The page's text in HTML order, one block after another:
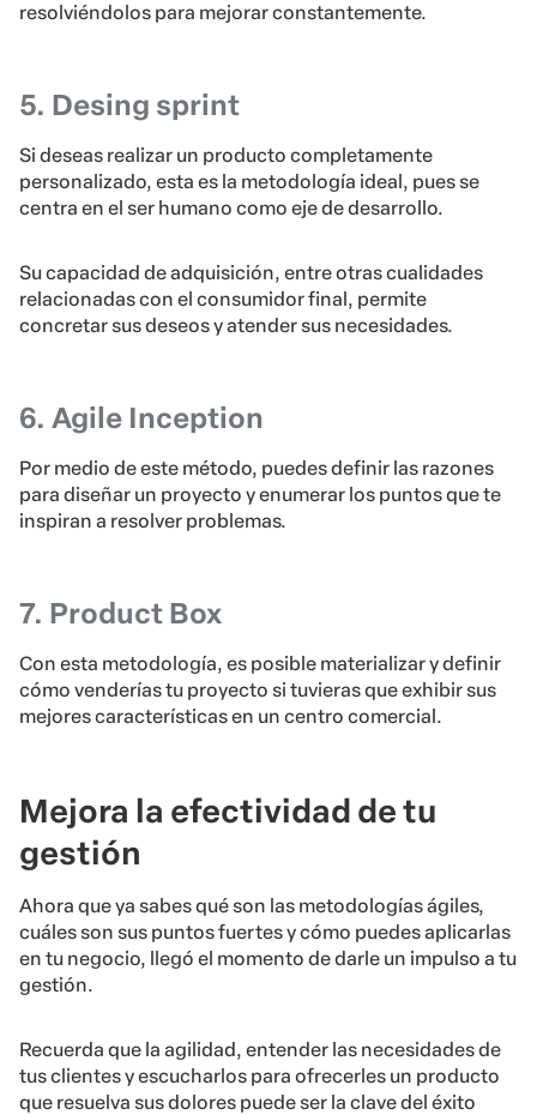
resolviéndolos para mejorar constantemente.
5. Desing sprint
Si deseas realizar un producto completamente
personalizado, esta es la metodología ideal, pues se
centra en el ser humano como eje de desarrollo.
Su capacidad de adquisición, entre otras cualidades
relacionadas con el consumidor final, permite
concretar sus deseos y atender sus necesidades.
6. Agile Inception
Por medio de este método, puedes definir las razones
para diseñar un proyecto y enumerar los puntos que te
inspiran a resolver problemas.
7. Product Box
Con esta metodología, es posible materializar y definir
cómo venderías tu proyecto si tuvieras que exhibir sus
mejores características en un centro comercial.
Mejora la efectividad de tu
gestión
Ahora que ya sabes qué son las metodologías ágiles,
cuáles son sus puntos fuertes y cómo puedes aplicarlas
en tu negocio, llegó el momento de darle un impulso a tu
gestión.
Recuerda que la agilidad, entender las necesidades de
tus clientes y escucharlos para ofrecerles un producto
que resuelva sus dolores puede ser la clave del éxito